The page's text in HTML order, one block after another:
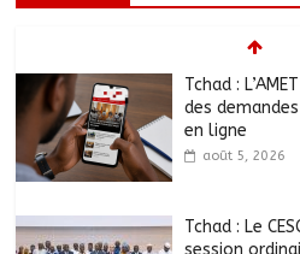
Tchad :
des
en ligne
août 5, 2026
Tchad : Le
session